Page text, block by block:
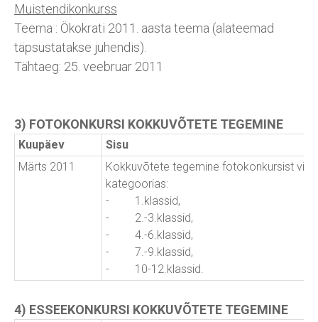
Muistendikonkurss
Teema : Ökokrati 2011. aasta teema (alateemad
täpsustatakse juhendis).
Tähtaeg: 25. veebruar 2011
3) FOTOKONKURSI KOKKUVÕTETE TEGEMINE
Kuupäev
Sisu
Märts 2011
Kokkuvõtete tegemine fotokonkursist viies
kategoorias:
- 1.klassid,
- 2.-3.klassid,
- 4.-6.klassid,
- 7.-9.klassid,
- 10-12.klassid.
4) ESSEEKONKURSI KOKKUVÕTETE TEGEMINE